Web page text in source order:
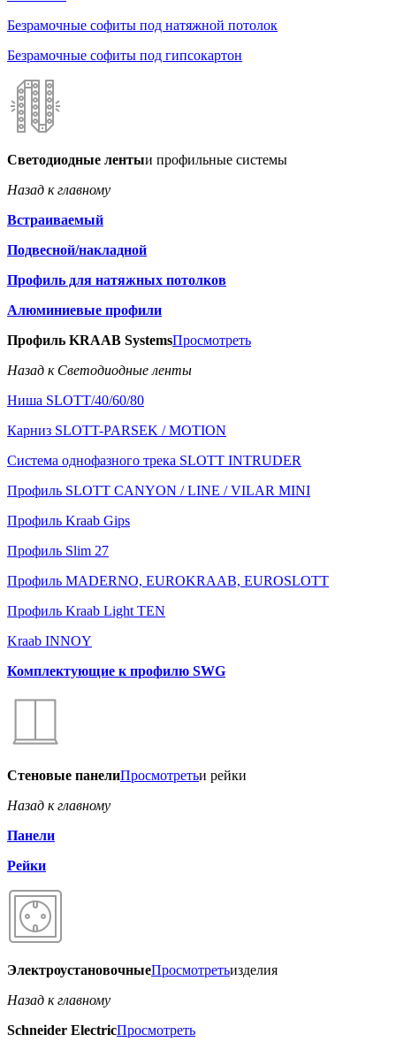
Безрамочные софиты под натяжной потолок
Безрамочные софиты под гипсокартон
Светодиодные лентыи профильные системы
Назад к главному
Встраиваемый
Подвесной/накладной
Профиль для натяжных потолков
Алюминиевые профили
Профиль KRAAB SystemsПросмотреть
Назад к Светодиодные ленты
Ниша SLOTT/40/60/80
Карниз SLOTT-PARSEK / MOTION
Система однофазного трека SLOTT INTRUDER
Профиль SLOTT CANYON / LINE / VILAR MINI
Профиль Kraab Gips
Профиль Slim 27
Профиль MADERNO, EUROKRAAB, EUROSLOTT
Профиль Kraab Light TEN
Kraab INNOY
Комплектующие к профилю SWG
Стеновые панелиПросмотретьи рейки
Назад к главному
Панели
Рейки
ЭлектроустановочныеПросмотретьизделия
Назад к главному
Schneider ElectricПросмотреть